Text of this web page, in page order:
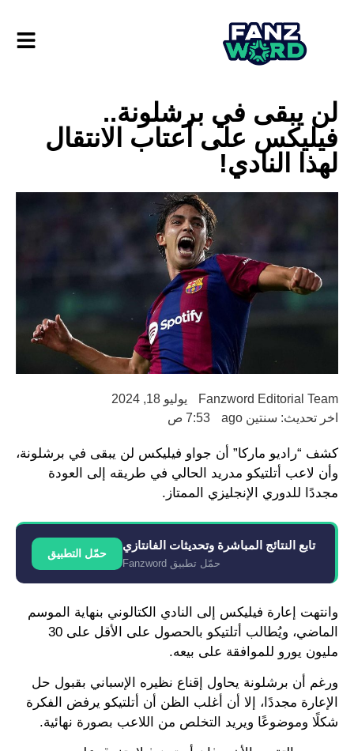
لن يبقى في برشلونة..
فيليكس على أعتاب الانتقال
لهذا النادي!
Fanzword Editorial Team
يوليو 18, 2024
اخر تحديث: سنتين ago
7:53 ص
كشف “راديو ماركا” أن جواو فيليكس لن يبقى في برشلونة،
وأن لاعب أتلتيكو مدريد الحالي في طريقه إلى العودة
مجددًا للدوري الإنجليزي الممتاز.
تابع النتائج المباشرة وتحديثات الفانتازي
حمّل تطبيق Fanzword
حمّل التطبيق
وانتهت إعارة فيليكس إلى النادي الكتالوني بنهاية الموسم
الماضي، ويُطالب أتلتيكو بالحصول على الأقل على 30
مليون يورو للموافقة على بيعه.
ورغم أن برشلونة يحاول إقناع نظيره الإسباني بقبول حل
الإعارة مجددًا، إلا أن أغلب الظن أن أتلتيكو يرفض الفكرة
شكلًا وموضوعًا ويريد التخلص من اللاعب بصورة نهائية.